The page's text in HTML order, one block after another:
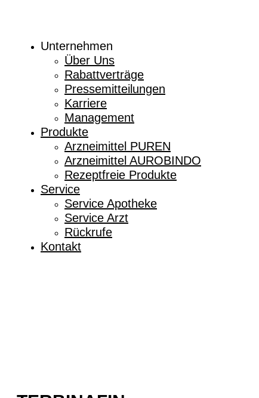
Unternehmen
Über Uns
Rabattverträge
Pressemitteilungen
Karriere
Management
Produkte
Arzneimittel PUREN
Arzneimittel AUROBINDO
Rezeptfreie Produkte
Service
Service Apotheke
Service Arzt
Rückrufe
Kontakt